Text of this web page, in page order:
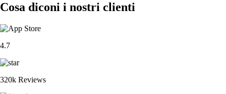
Cosa diconi i nostri clienti
4.7
320k Reviews